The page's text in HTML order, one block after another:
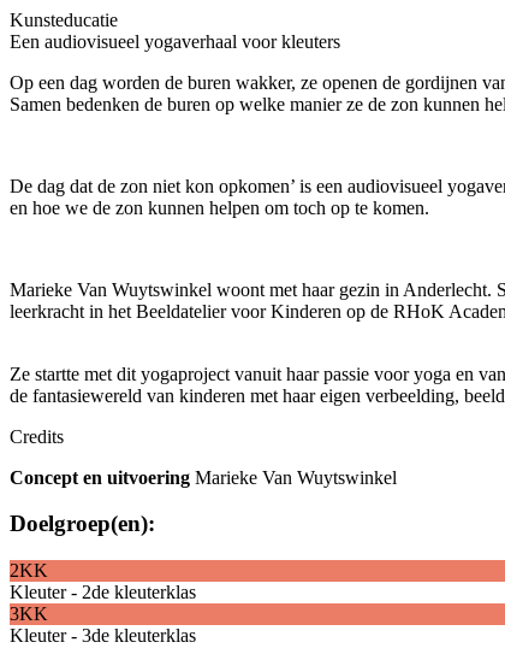
Kunsteducatie
Een audiovisueel yogaverhaal voor kleuters
Op een dag worden de buren wakker, ze openen de gordijnen
Samen bedenken de buren op welke manier ze de zon kunnen
De dag dat de zon niet kon opkomen’ is een audiovisueel
en hoe we de zon kunnen helpen om toch op te komen.
Marieke Van Wuytswinkel woont met haar gezin in Anderlecht.
leerkracht in het Beeldatelier voor Kinderen op de RHoK
Ze startte met dit yogaproject vanuit haar passie voor yoga en
de fantasiewereld van kinderen met haar eigen verbeelding,
Credits
Concept en uitvoering Marieke Van Wuytswinkel
Doelgroep(en):
2KK
Kleuter - 2de kleuterklas
3KK
Kleuter - 3de kleuterklas